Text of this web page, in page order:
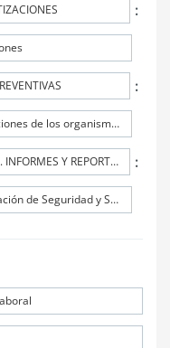
:
:
TÍTULO II. Responsabilidades y obligaciones de los organismos administradores y de los administradores delegados
LIBRO IX. SISTEMAS DE INFORMACIÓN. INFORMES Y REPORTES :
TÍTULO I. Sistema Nacional de Información de Seguridad y Salud en el Trabajo (SISESAT)